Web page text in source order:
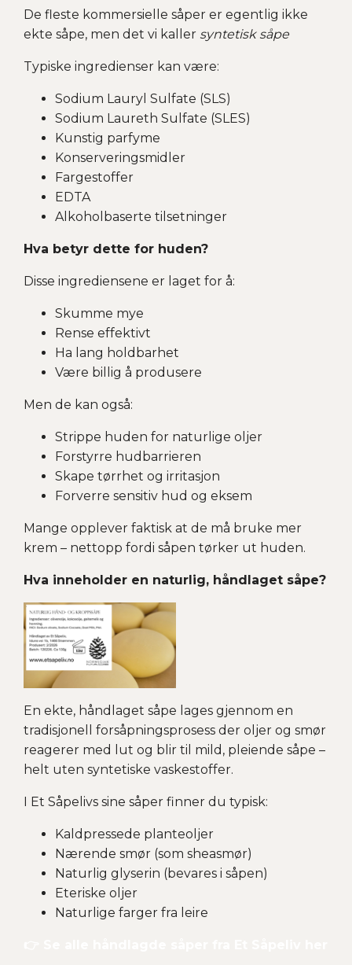
De fleste kommersielle såper er egentlig ikke
ekte såpe, men det vi kaller syntetisk såpe
Typiske ingredienser kan være:
Sodium Lauryl Sulfate (SLS)
Sodium Laureth Sulfate (SLES)
Kunstig parfyme
Konserveringsmidler
Fargestoffer
EDTA
Alkoholbaserte tilsetninger
Hva betyr dette for huden?
Disse ingrediensene er laget for å:
Skumme mye
Rense effektivt
Ha lang holdbarhet
Være billig å produsere
Men de kan også:
Strippe huden for naturlige oljer
Forstyrre hudbarrieren
Skape tørrhet og irritasjon
Forverre sensitiv hud og eksem
Mange opplever faktisk at de må bruke mer
krem – nettopp fordi såpen tørker ut huden.
Hva inneholder en naturlig, håndlaget såpe?
En ekte, håndlaget såpe lages gjennom en
tradisjonell forsåpningsprosess der oljer og smør
reagerer med lut og blir til mild, pleiende såpe –
helt uten syntetiske vaskestoffer.
I Et Såpelivs sine såper finner du typisk:
Kaldpressede planteoljer
Nærende smør (som sheasmør)
Naturlig glyserin (bevares i såpen)
Eteriske oljer
Naturlige farger fra leire